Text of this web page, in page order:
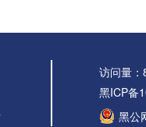
访问量
黑ICP备
黑公